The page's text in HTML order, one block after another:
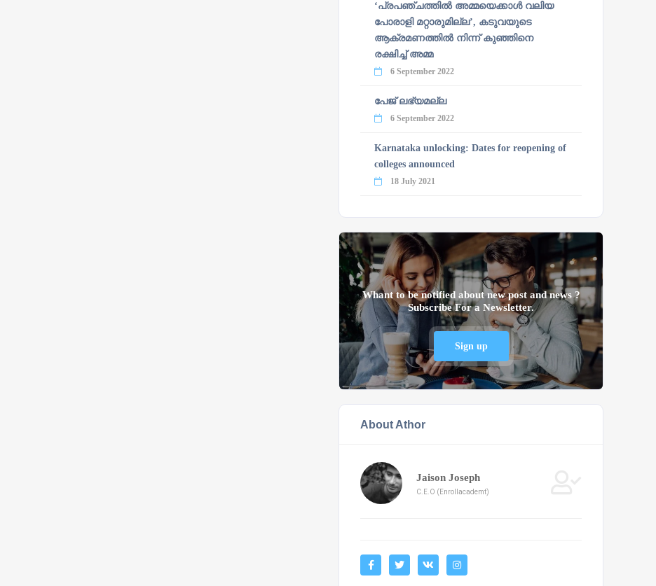
‘പ്രപഞ്ചത്തില്‍ അമ്മയെക്കാള്‍ വലിയ
പോരാളി മറ്റാരുമില്ല’, കടുവയുടെ
ആക്രമണത്തില്‍ നിന്ന് കുഞ്ഞിനെ
രക്ഷിച്ച് അമ്മ
6 September 2022
പേജ് ലഭ്യമല്ല
6 September 2022
Karnataka unlocking: Dates for reopening of
colleges announced
18 July 2021
Whant to be notified about new post and news ?
Subscribe For a Newsletter.
Sign up
About Athor
Jaison Joseph
C.E.O (Enrollacademt)